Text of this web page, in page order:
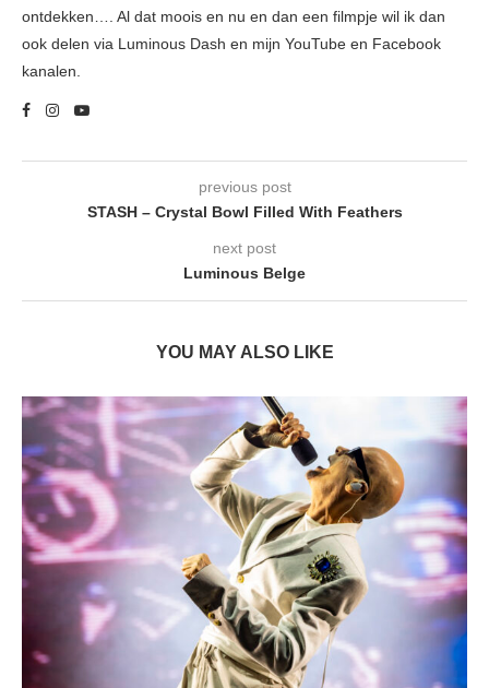
ontdekken…. Al dat moois en nu en dan een filmpje wil ik dan
ook delen via Luminous Dash en mijn YouTube en Facebook
kanalen.
previous post
STASH – Crystal Bowl Filled With Feathers
next post
Luminous Belge
YOU MAY ALSO LIKE